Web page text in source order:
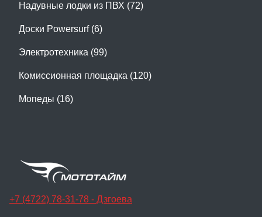
Надувные лодки из ПВХ (72)
Доски Powersurf (6)
Электротехника (99)
Комиссионная площадка (120)
Мопеды (16)
+7 (4722) 78-31-78 - Дзгоева